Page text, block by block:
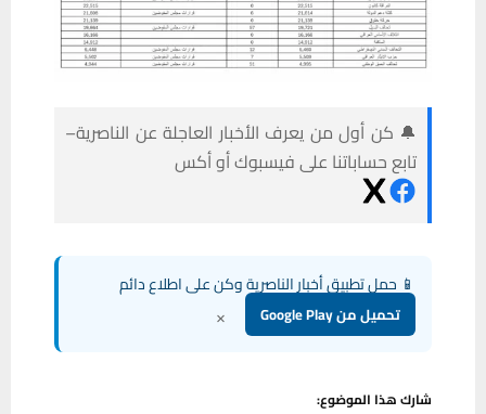
🔔 كن أول من يعرف الأخبار العاجلة عن الناصرية–
تابع حساباتنا على فيسبوك أو أكس
📱 حمل تطبيق أخبار الناصرية وكن على اطلاع دائم
تحميل من Google Play ×
شارك هذا الموضوع: